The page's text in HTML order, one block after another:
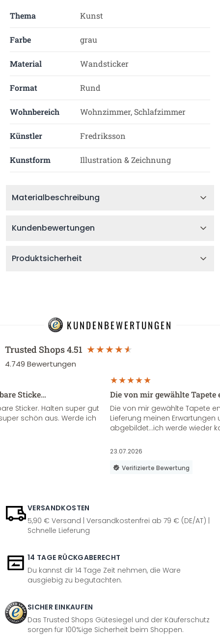
Thema Kunst
Farbe grau
Material Wandsticker
Format Rund
Wohnbereich Wohnzimmer, Schlafzimmer
Künstler Fredriksson
Kunstform Illustration & Zeichnung
Materialbeschreibung
Kundenbewertungen
Produktsicherheit
KUNDENBEWERTUNGEN
Trusted Shops4.51
4.749 Bewertungen
Sticke…
Sticker. Halten super gut
schön aus. Werde ich
Die von mir gewählte
Die von mir gewählte Tapete
Lieferung meinen Erwartungen
abgebildet...ich werde wieder
23.07.2026
Verifizierte Bewertung
VERSANDKOSTEN
5,90 € Versand | Versandkostenfrei ab 79 € (DE/AT) |
Schnelle Lieferung
14 TAGE RÜCKGABERECHT
Du kannst dir 14 Tage Zeit nehmen, die Ware
ausgiebig zu begutachten.
SICHER EINKAUFEN
Das Trusted Shops Gütesiegel und der Käuferschutz
sorgen für 100%ige Sicherheit beim Shoppen.